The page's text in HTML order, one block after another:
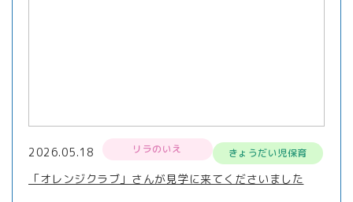
2026.05.18 リラのいえ きょうだい児保育
「オレンジクラブ」さんが見学に来てくださいました